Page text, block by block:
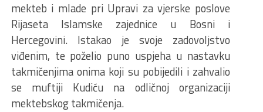
mekteb i mlade pri Upravi za vjerske poslove
Rijaseta Islamske zajednice u Bosni i
Hercegovini. Istakao je svoje zadovoljstvo
viđenim, te poželio puno uspjeha u nastavku
takmičenjima onima koji su pobijedili i zahvalio
se muftiji Kudiću na odličnoj organizaciji
mektebskog takmičenja.